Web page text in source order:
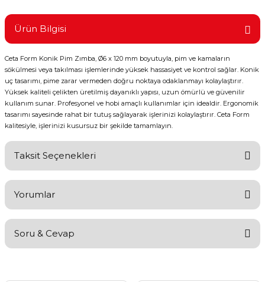
Aletleri
Ürün Bilgisi
Ceta Form Konik Pim Zımba, Ø6 x 120 mm boyutuyla, pim ve kamaların
sökülmesi veya takılması işlemlerinde yüksek hassasiyet ve kontrol sağlar. Konik
uç tasarımı, pime zarar vermeden doğru noktaya odaklanmayı kolaylaştırır.
Yüksek kaliteli çelikten üretilmiş dayanıklı yapısı, uzun ömürlü ve güvenilir
kullanım sunar. Profesyonel ve hobi amaçlı kullanımlar için idealdir. Ergonomik
tasarımı sayesinde rahat bir tutuş sağlayarak işlerinizi kolaylaştırır. Ceta Form
kalitesiyle, işlerinizi kusursuz bir şekilde tamamlayın.
Taksit Seçenekleri
Yorumlar
Yorum Yaz
Soru & Cevap